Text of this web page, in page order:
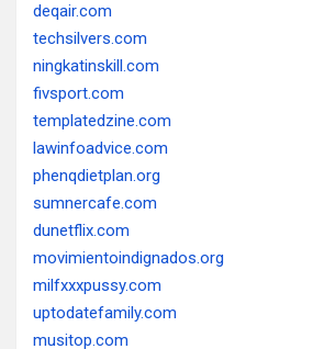
deqair.com
techsilvers.com
ningkatinskill.com
fivsport.com
templatedzine.com
lawinfoadvice.com
phenqdietplan.org
sumnercafe.com
dunetflix.com
movimientoindignados.org
milfxxxpussy.com
uptodatefamily.com
musitop.com